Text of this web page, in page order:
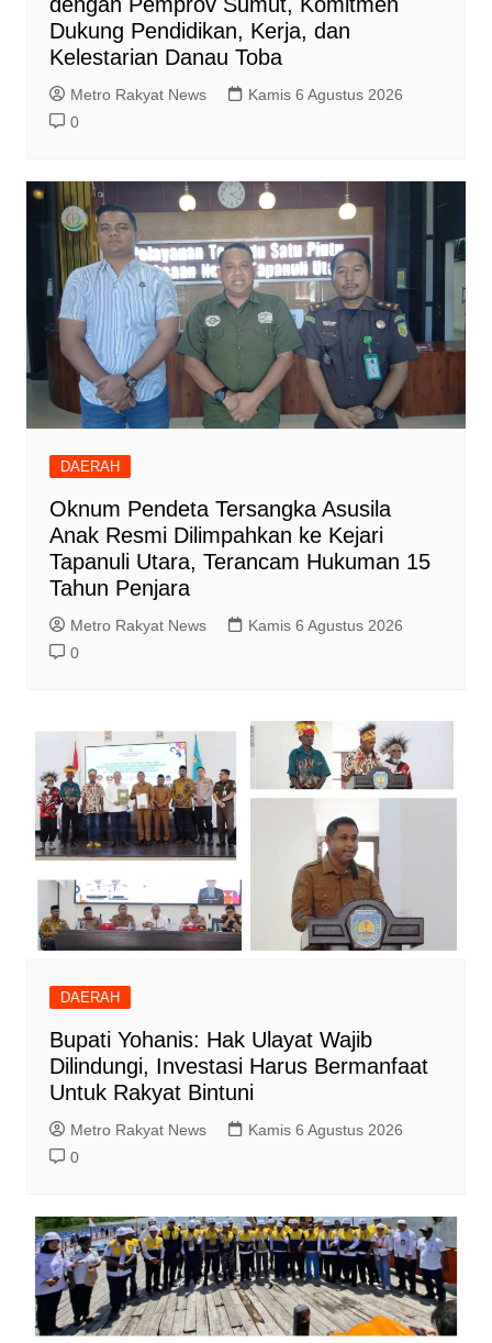
Dukung Pendidikan, Kerja, dan
Kelestarian Danau Toba
Metro Rakyat News
Kamis 6 Agustus 2026
0
DAERAH
Oknum Pendeta Tersangka Asusila
Anak Resmi Dilimpahkan ke Kejari
Tapanuli Utara, Terancam Hukuman 15
Tahun Penjara
Metro Rakyat News
Kamis 6 Agustus 2026
0
DAERAH
Bupati Yohanis: Hak Ulayat Wajib
Dilindungi, Investasi Harus Bermanfaat
Untuk Rakyat Bintuni
Metro Rakyat News
Kamis 6 Agustus 2026
0